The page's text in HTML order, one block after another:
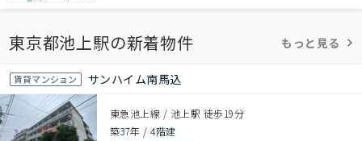
東京都池上駅の新着物件 もっと見る
賃貸マンション サンハイム南馬込
東急池上線 / 池上駅 徒歩19分
築37年 /4階建